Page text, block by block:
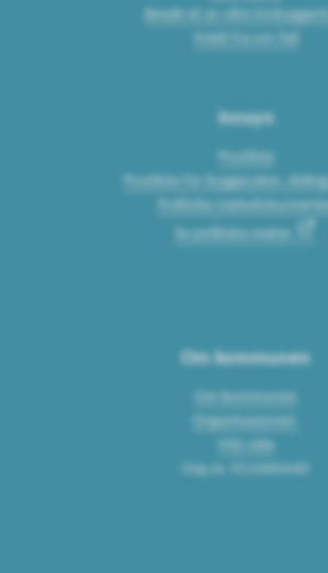
Besøk et av våre
Innsyn
Postliste for byggesaker,
Politiske møtedokumenter
Se politiske møter
Om kommunen
Om kommunen
Organisasjonen
Org.nr. 921060440